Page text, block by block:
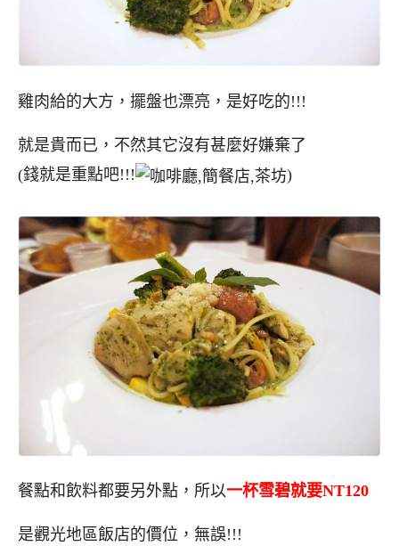
雞肉給的大方，擺盤也漂亮，是好吃的!!!
就是貴而已，不然其它沒有甚麼好嫌棄了
(錢就是重點吧!!!
)
餐點和飲料都要另外點，所以一杯雪碧就要NT120
是觀光地區飯店的價位，無誤!!!